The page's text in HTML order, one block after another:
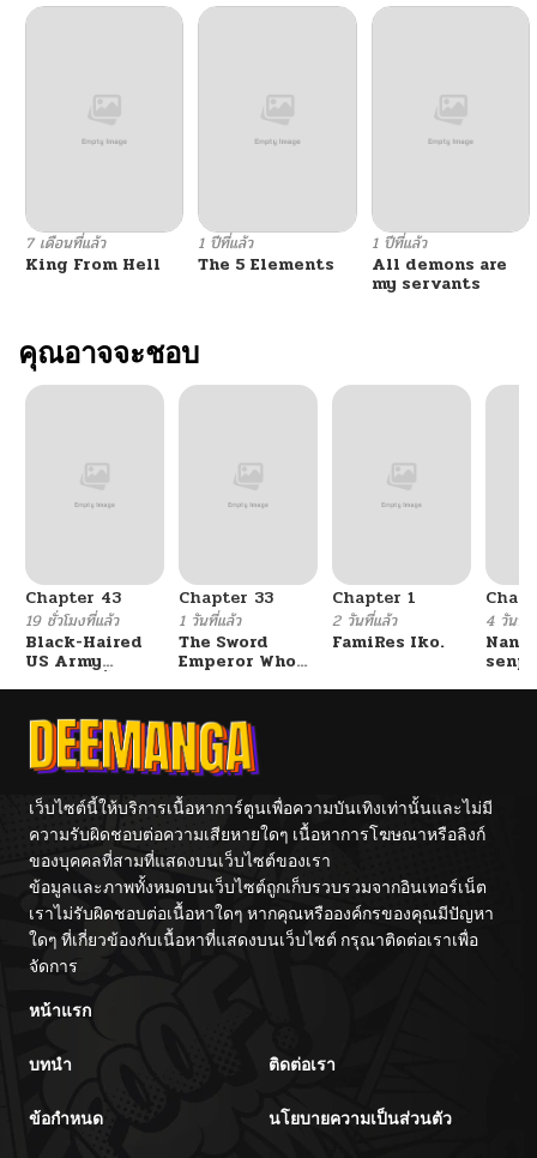
ตอนที่ 143
ตอนที่ 141 05/23/2026
ตอนที่ 140
ตอนที่ 139 05/23/2026
ตอนที่ 138
ตอนที่ 134 08/06/2025
ตอนที่ 133 06/02/2025
ตอนที่ 132
ตอนที่ 131 05/22/2025
ตอนที่ 130 05/08/2025
ตอนที่ 129 05/08/2025
ตอนที่ 128
ตอนที่ 127
7 เดือนที่แล้ว
King From Hell
1 ปีที่แล้ว
The 5 Elements
1 ปีที่แล้ว
All demons are
my servants
คุณอาจจะชอบ
Chapter 43
19 ชั่วโมงที่แล้ว
Black-Haired
US Army
General ย้อนเวลา
Chapter 33
1 วันที่แล้ว
The Sword
Emperor Who
จักรพรรดิเทพดาบ
ผงาดเหนือชาติภพ
Chapter 1
2 วันที่แล้ว
FamiRes Iko.
4 วันที่
เว็บไซต์นี้ให้บริการเนื้อหาการ์ตูนเพื่อความบันเทิงเท่านั้นและไม่มี
ความรับผิดชอบต่อความเสียหายใดๆ เนื้อหาการโฆษณาหรือลิงก์
ของบุคคลที่สามที่แสดงบนเว็บไซต์ของเรา
ข้อมูลและภาพทั้งหมดบนเว็บไซต์ถูกเก็บรวบรวมจากอินเทอร์เน็ต
เราไม่รับผิดชอบต่อเนื้อหาใดๆ หากคุณหรือองค์กรของคุณมีปัญหา
ใดๆ ที่เกี่ยวข้องกับเนื้อหาที่แสดงบนเว็บไซต์ กรุณาติดต่อเราเพื่อ
จัดการ
หน้าแรก
บทนำ ติดต่อเรา
ข้อกำหนด นโยบายความเป็นส่วนตัว